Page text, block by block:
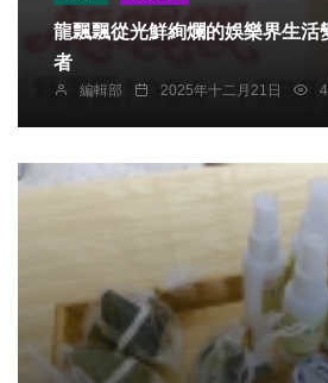
龍飄飄從光鮮絢爛的娛樂界生活
者
編輯部 2025年十二月21日